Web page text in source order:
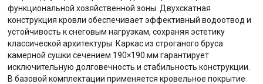
функциональной хозяйственной зоны. Двухскатная
конструкция кровли обеспечивает эффективный водоотвод и
устойчивость к снеговым нагрузкам, сохраняя эстетику
классической архитектуры. Каркас из строганого бруса
камерной сушки сечением 190×190 мм гарантирует
исключительную долговечность и стабильность конструкции.
В базовой комплектации применяется кровельное покрытие